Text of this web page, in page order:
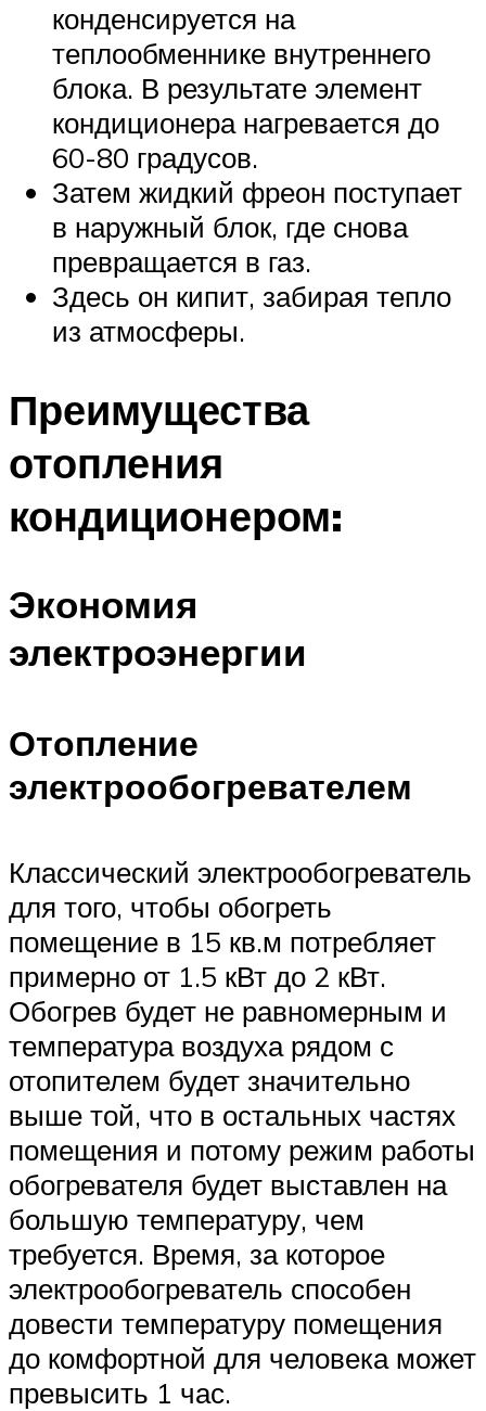
конденсируется на
теплообменнике внутреннего
блока. В результате элемент
кондиционера нагревается до
60-80 градусов.
Затем жидкий фреон поступает
в наружный блок, где снова
превращается в газ.
Здесь он кипит, забирая тепло
из атмосферы.
Преимущества
отопления
кондиционером:
Экономия
электроэнергии
Отопление
электрообогревателем
Классический электрообогреватель
для того, чтобы обогреть
помещение в 15 кв.м потребляет
примерно от 1.5 кВт до 2 кВт.
Обогрев будет не равномерным и
температура воздуха рядом с
отопителем будет значительно
выше той, что в остальных частях
помещения и потому режим работы
обогревателя будет выставлен на
большую температуру, чем
требуется. Время, за которое
электрообогреватель способен
довести температуру помещения
до комфортной для человека может
превысить 1 час.